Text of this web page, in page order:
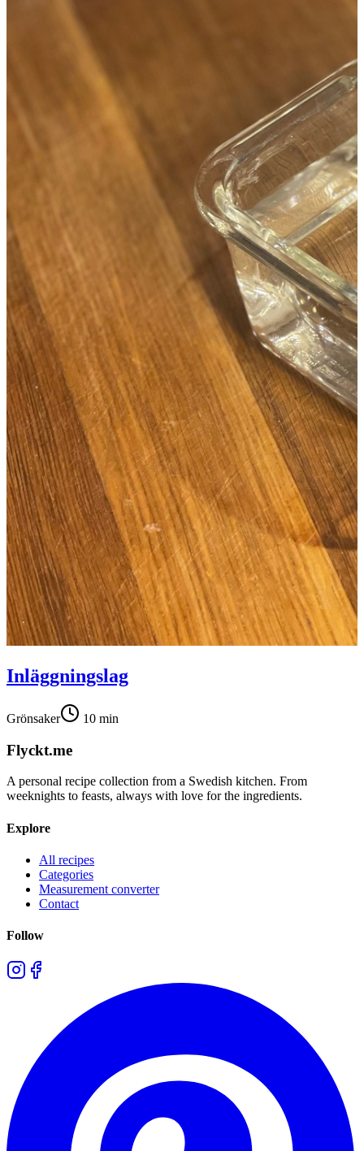
Inläggningslag
Grönsaker 10 min
Flyckt.me
A personal recipe collection from a Swedish kitchen. From
weeknights to feasts, always with love for the ingredients.
Explore
All recipes
Categories
Measurement converter
Contact
Follow